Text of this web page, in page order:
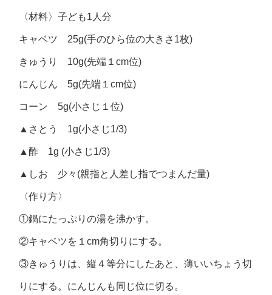
〈材料〉子ども1人分
キャベツ 25g(手のひら位の大きさ1枚)
きゅうり 10g(先端１cm位)
にんじん 5g(先端１cm位)
コーン 5g(小さじ１位)
▲さとう 1g(小さじ1/3)
▲酢 1g (小さじ1/3)
▲しお 少々(親指と人差し指でつまんだ量)
〈作り方〉
①鍋にたっぷりの湯を沸かす。
②キャベツを１cm角切りにする。
③きゅうりは、縦４等分にしたあと、薄いいちょう切
りにする。にんじんも同じ位に切る。